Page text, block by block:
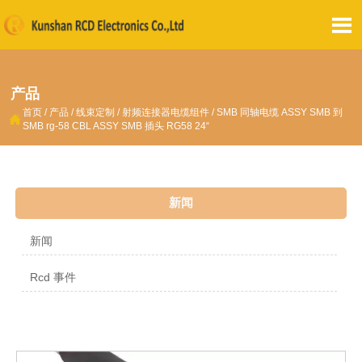

产品
 首页 / 产品 /线束定制 / 射频连接器电缆组件 /SMB 同轴电缆 ASSY SMB 到
SMB rg-58 CBL ASSY SMB 插头 RG58 24“
新闻
新闻
Rcd 事件